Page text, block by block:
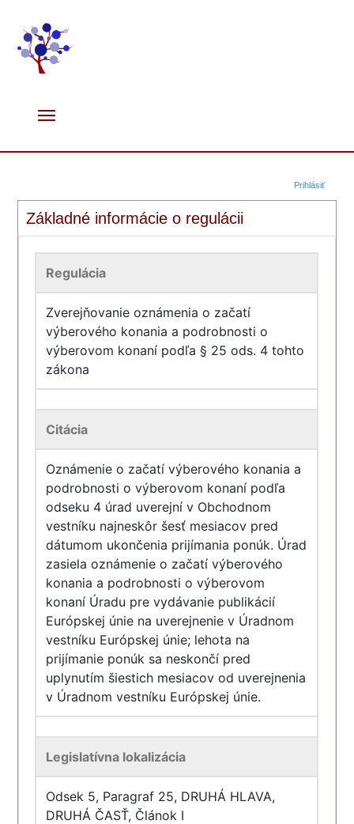
Prihlásiť
Základné informácie o regulácii
Regulácia
Zverejňovanie oznámenia o začatí
výberového konania a podrobnosti o
výberovom konaní podľa § 25 ods. 4 tohto
zákona
Citácia
Oznámenie o začatí výberového konania a
podrobnosti o výberovom konaní podľa
odseku 4 úrad uverejní v Obchodnom
vestníku najneskôr šesť mesiacov pred
dátumom ukončenia prijímania ponúk. Úrad
zasiela oznámenie o začatí výberového
konania a podrobnosti o výberovom
konaní Úradu pre vydávanie publikácií
Európskej únie na uverejnenie v Úradnom
vestníku Európskej únie; lehota na
prijímanie ponúk sa neskončí pred
uplynutím šiestich mesiacov od uverejnenia
v Úradnom vestníku Európskej únie.
Legislatívna lokalizácia
Odsek 5, Paragraf 25, DRUHÁ HLAVA,
DRUHÁ ČASŤ, Článok I